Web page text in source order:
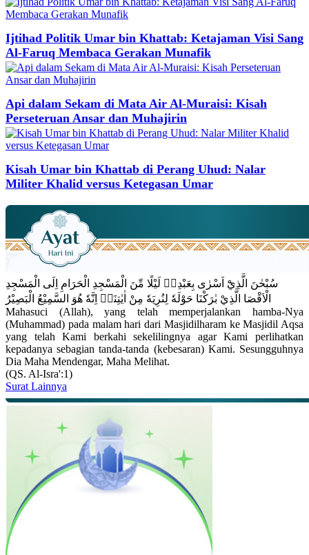
Ijtihad Politik Umar bin Khattab: Ketajaman Visi Sang
Al-Faruq Membaca Gerakan Munafik
Api dalam Sekam di Mata Air Al-Muraisi: Kisah
Perseteruan Ansar dan Muhajirin
Kisah Umar bin Khattab di Perang Uhud: Nalar
Militer Khalid versus Ketegasan Umar
سُبْحٰنَ الَّذِيْٓ اَسْرٰى بِعَبْدِهٖ لَيْلًا مِّنَ الْمَسْجِدِ الْحَرَامِ اِلَى الْمَسْجِدِ
الْاَقْصَا الَّذِيْ بٰرَكْنَا حَوْلَهٗ لِنُرِيَهٗ مِنْ اٰيٰتِنَاۗ اِنَّهٗ هُوَ السَّمِيْعُ الْبَصِيْرُ
Mahasuci (Allah), yang telah memperjalankan hamba-Nya
(Muhammad) pada malam hari dari Masjidilharam ke Masjidil Aqsa
yang telah Kami berkahi sekelilingnya agar Kami perlihatkan
kepadanya sebagian tanda-tanda (kebesaran) Kami. Sesungguhnya
Dia Maha Mendengar, Maha Melihat.
(QS. Al-Isra':1)
Surat Lainnya